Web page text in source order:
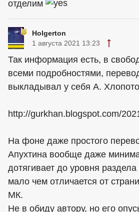
отделим
Holgerton
1 августа 2021 13:23
Так информация есть, в
всеми подробностями,
выкладывал у себя А.
http://gurkhan.blogspot.com/
На фоне даже простого
Апухтина вообще даже
дотягивает до уровня
мало чем отличается от
МК.
Не в обиду автору, но его